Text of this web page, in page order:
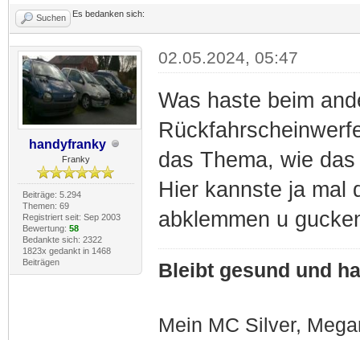
Suchen Es bedanken sich:
handyfranky
Franky
Beiträge: 5.294
Themen: 69
Registriert seit: Sep 2003
Bewertung: 58
Bedankte sich: 2322
1823x gedankt in 1468
Beiträgen
02.05.2024, 05:47
Was haste beim
das Thema, wie
Hier kannste ja mal
abklemmen u
Bleibt gesund und
Mein MC Silver,